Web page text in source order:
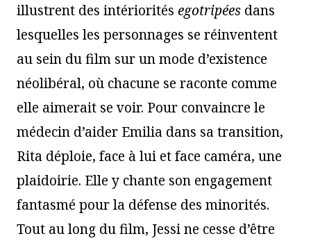
illustrent des intériorités egotripées dans
lesquelles les personnages se réinventent
au sein du film sur un mode d’existence
néolibéral, où chacune se raconte comme
elle aimerait se voir. Pour convaincre le
médecin d’aider Emilia dans sa transition,
Rita déploie, face à lui et face caméra, une
plaidoirie. Elle y chante son engagement
fantasmé pour la défense des minorités.
Tout au long du film, Jessi ne cesse d’être